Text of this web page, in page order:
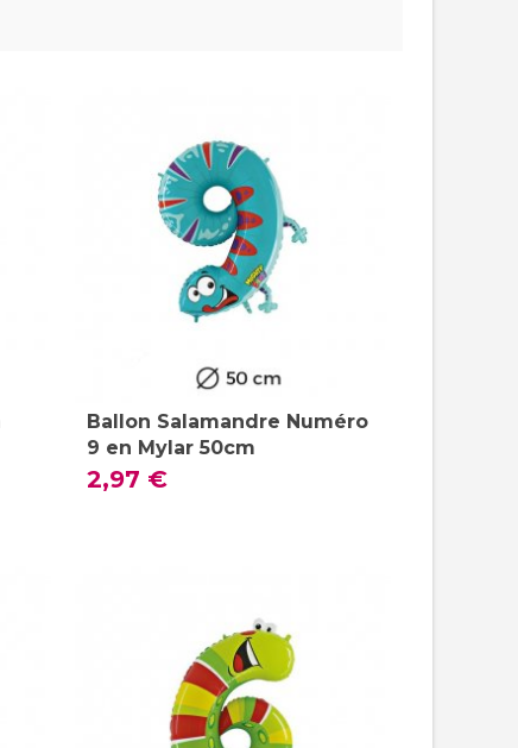
Ballon Salamandre Numéro
9 en Mylar 50cm
2,97 €